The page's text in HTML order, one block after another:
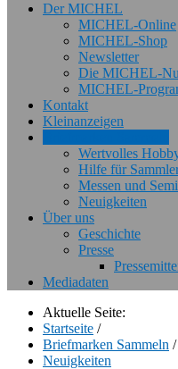
Der MICHEL
MICHEL-Online
MICHEL-Shop
Newsletter
Die MICHEL-
MICHEL-
Kontakt
Kleinanzeigen
Wertvolles
Hilfe für
Messen und
Neuigkeiten
Über uns
Geschichte
Presse
Mediadaten
Aktuelle Seite:
Startseite /
Briefmarken Sammeln /
Neuigkeiten